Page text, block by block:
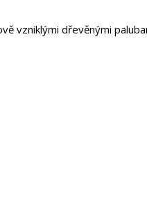
vzniklými dřevěnými